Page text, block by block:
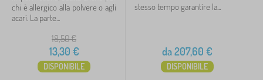
chi è allergico alla polvere o agli
acari. La parte...
18,50€
13,30 €
DISPONIBILE
stesso tempo garantire la...
da207,60 €
DISPONIBILE